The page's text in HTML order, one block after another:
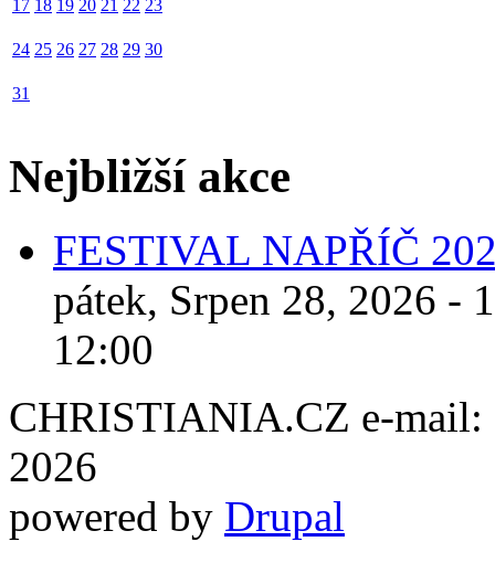
17 18 19 20 21 22 23
24 25 26 27 28 29 30
31
Nejbližší akce
FESTIVAL NAPŘÍČ
pátek, Srpen 28, 2026 -
12:00
CHRISTIANIA.CZ e-mail:
2026
powered by Drupal